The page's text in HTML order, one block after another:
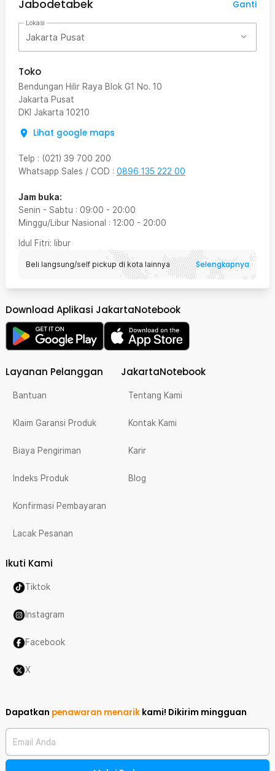
Jabodetabek
Ganti
Lokasi
Jakarta Pusat
Toko
Bendungan Hilir Raya Blok G1 No. 10
Jakarta Pusat
DKI Jakarta 10210
Lihat google maps
Telp : (021) 39 700 200
Whatsapp Sales / COD : 0896 135 222 00
Jam buka:
Senin - Sabtu : 09:00 - 20:00
Minggu/Libur Nasional : 12:00 - 20:00
Idul Fitri: libur
Beli langsung/self pickup di kota lainnya Selengkapnya
Download Aplikasi JakartaNotebook
Layanan Pelanggan
Bantuan
Klaim Garansi Produk
Biaya Pengiriman
Indeks Produk
Konfirmasi Pembayaran
Lacak Pesanan
JakartaNotebook
Tentang Kami
Kontak Kami
Karir
Blog
Ikuti Kami
Tiktok
Instagram
Facebook
X
Dapatkan penawaran menarik kami! Dikirim mingguan
Email Anda